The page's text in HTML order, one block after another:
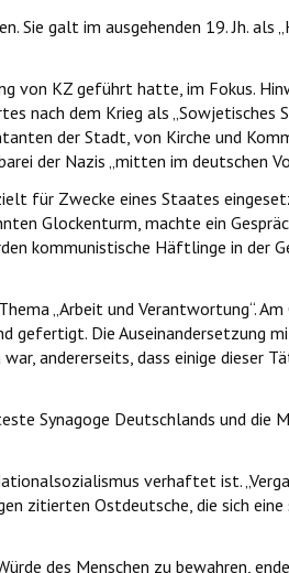
Sie galt im ausgehenden 19. Jh. als
von KZ geführt hatte, im Fokus.
nach dem Krieg als „Sowjetisches
der Stadt, von Kirche und
der Nazis „mitten im deutschen
für Zwecke eines Staates
Glockenturm, machte ein
kommunistische Häftlinge in der
„Arbeit und Verantwortung“.
gefertigt. Die Auseinandersetzung
andererseits, dass einige dieser
Synagoge Deutschlands und die
verhaftet ist.
zitierten Ostdeutsche, die sich eine
des Menschen zu bewahren,